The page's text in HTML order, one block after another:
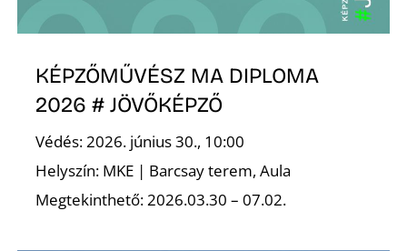
KÉPZŐMŰVÉSZ MA DIPLOMA
2026 # JÖVŐKÉPZŐ
Védés: 2026. június 30., 10:00
Helyszín: MKE | Barcsay terem, Aula
Megtekinthető: 2026.03.30 – 07.02.